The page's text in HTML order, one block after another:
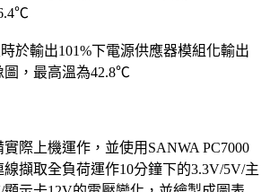
於輸出101%下電源供應器模組化輸出
圖，最高溫為42.8℃
際上機運作，並使用SANWA PC7000
擷取全負荷運作10分鐘下的3.3V/5V/主